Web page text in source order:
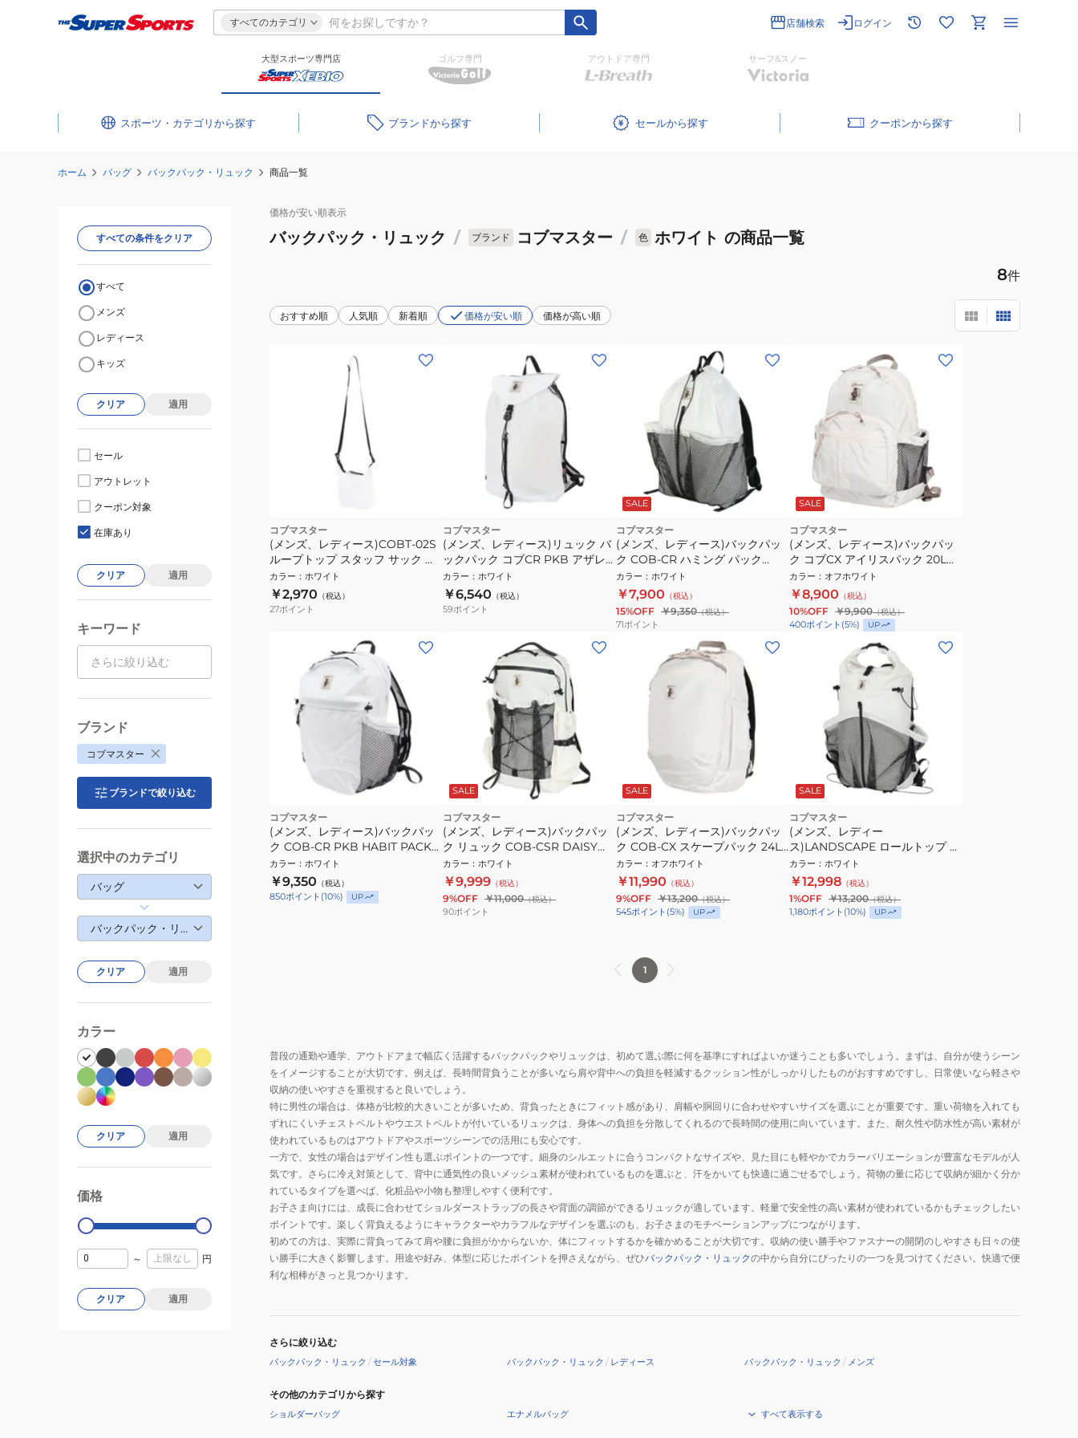
すべてのカテゴリ 店舗検索 ログイン
大型スポーツ専門店 ゴルフ専門 アウトドア専門 サーフ&スノー
スポーツ・カテゴリ ブランド セール クーポン
ホーム バッグ バックパック・リュック 商品一覧
価格が安い順表示
バックパック・リュック / ブランド コブマスター / 色 ホワイト の商品一覧
8件
おすすめ順 人気順 新着順 価格が安い順 価格が高い順
コブマスター
(メンズ、レディース)COBT-02S
ループトップ スタッフ サック コ
ブ ディジー 80297000ー0001
カラー ： ホワイト
￥2,970 （税込）
27ポイント
コブマスター
(メンズ、レディース)リュック バ
ックパック コブCR PKB アザレ
アパック 81090700-0001 ホワイ
ト 軽量
カラー ： ホワイト
￥6,540 （税込）
59ポイント
SALE
コブマスター
(メンズ、レディース)バックパッ
ク COB-CR ハミング パック
81021400-0001
カラー ： ホワイト
￥7,900 （税込）
15%OFF ￥9,350（税込）
71ポイント
SALE
コブマスター
(メンズ、レディース)バックパッ
ク コブCX アイリスパック 20L
81119800-0002
カラー ： オフホワイト
￥8,900 （税込）
10%OFF ￥9,900（税込）
400ポイント (5%) UP
コブマスター
(メンズ、レディース)バックパッ
ク COB-CR PKB HABIT PACK
81100100-0001
カラー ： ホワイト
￥9,350 （税込）
850ポイント (10%) UP
SALE
コブマスター
(メンズ、レディース)バックパッ
ク リュック COB-CSR DAISY
PACK 81357900-01
カラー ： ホワイト
￥9,999 （税込）
9%OFF ￥11,000（税込）
90ポイント
SALE
コブマスター
(メンズ、レディース)バックパッ
ク COB-CX スケープパック 24L
81119900-0002
カラー ： オフホワイト
￥11,990 （税込）
9%OFF ￥13,200（税込）
545ポイント (5%) UP
SALE
コブマスター
(メンズ、レディー
ス)LANDSCAPE ロールトップ バ
ックパック 81357700-01
カラー ： ホワイト
￥12,998 （税込）
1%OFF ￥13,200（税込）
1,180ポイント (10%) UP
1
普段の通勤や通学、アウトドアまで幅広く活躍するバックパックやリュックは、初めて選ぶ際に何を基準にすればよいか迷うことも多いでしょう。まずは、自分が使うシーン
をイメージすることが大切です。例えば、長時間背負うことが多いなら肩や背中への負担を軽減するクッション性がしっかりしたものがおすすめですし、日常使いなら軽さや
収納の使いやすさを重視すると良いでしょう。
特に男性の場合は、体格が比較的大きいことが多いため、背負ったときにフィット感があり、肩幅や胴回りに合わせやすいサイズを選ぶことが重要です。重い荷物を入れても
ずれにくいチェストベルトやウエストベルトが付いているリュックは、身体への負担を分散してくれるので長時間の使用に向いています。また、耐久性や防水性が高い素材が
使われているものはアウトドアやスポーツシーンでの活用にも安心です。
一方で、女性の場合はデザイン性も選ぶポイントの一つです。細身のシルエットに合うコンパクトなサイズや、見た目にも軽やかでカラーバリエーションが豊富なモデルが人
気です。さらに冷え対策として、背中に通気性の良いメッシュ素材が使われているものを選ぶと、汗をかいても快適に過ごせるでしょう。荷物の量に応じて収納が細かく分か
れているタイプを選べば、化粧品や小物も整理しやすく便利です。
お子さま向けには、成長に合わせてショルダーストラップの長さや背面の調節ができるリュックが適しています。軽量で安全性の高い素材が使われているかもチェックしたい
ポイントです。楽しく背負えるようにキャラクターやカラフルなデザインを選ぶのも、お子さまのモチベーションアップにつながります。
初めての方は、実際に背負ってみて肩や腰に負担がかからないか、体にフィットするかを確かめることが大切です。収納の使い勝手やファスナーの開閉のしやすさも日々の使
い勝手に大きく影響します。用途や好み、体型に応じたポイントを押さえながら、ぜひバックパック・リュックの中から自分にぴったりの一つを見つけてください。快適で便
利な相棒がきっと見つかります。
さらに絞り込む
バックパック・リュック /セール対象 バックパック・リュック / レディース バックパック・リュック / メンズ
その他のカテゴリから探す
ショルダーバッグ エナメルバッグ すべて表示する
すべての条件をクリア
すべて
メンズ
レディース
キッズ
クリア 適用
セール
アウトレット
クーポン対象
在庫あり
クリア 適用
キーワード
ブランド
コブマスター
ブランドで絞り込む
選択中のカテゴリ
バッグ
バックパック・リュック
クリア 適用
カラー
クリア 適用
価格
0
～ 円
クリア 適用